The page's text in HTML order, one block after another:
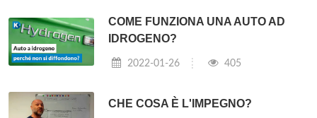
COME FUNZIONA UNA AUTO AD
IDROGENO?
2022-01-26 405
CHE COSA È L'IMPEGNO?